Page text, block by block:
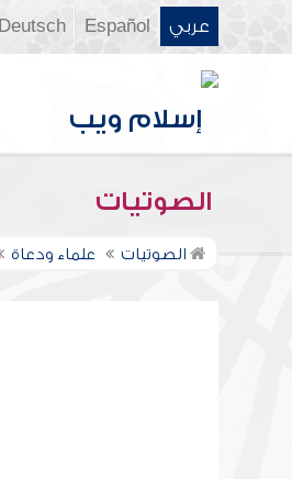
عربي Español
Deutsch
الصوتيات
الصوتيات علماء ودعاة